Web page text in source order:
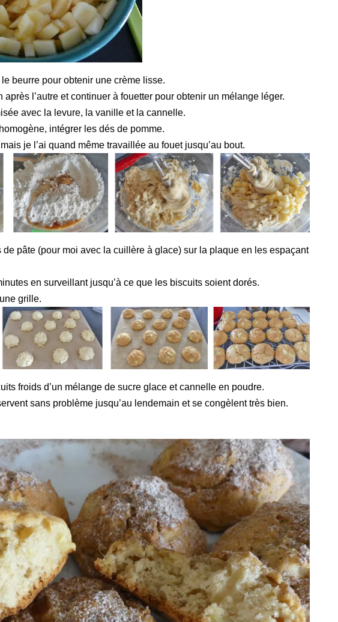
beurre pour obtenir une crème lisse.
l’autre et continuer à fouetter pour obtenir un mélange léger.
avec la levure, la vanille et la cannelle.
intégrer les dés de pomme.
je l’ai quand même travaillée au fouet jusqu’au bout.
de pâte (pour moi avec la cuillère à glace) sur la plaque en les espaçant
en surveillant jusqu’à ce que les biscuits soient dorés.
grille.
froids d’un mélange de sucre glace et cannelle en poudre.
sans problème jusqu’au lendemain et se congèlent très bien.